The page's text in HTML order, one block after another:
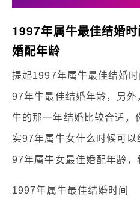
1997年属牛最佳结婚
婚配年龄
提起1997年属牛最佳结婚
97年牛最佳结婚年龄，另
牛的那一年结婚比较合适，
实97年属牛女什么时候可
97年属牛女最佳婚配年龄，
1997年属牛最佳结婚时间